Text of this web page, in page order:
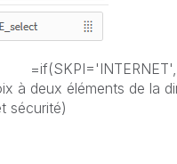
à deux éléments de la
sécurité)